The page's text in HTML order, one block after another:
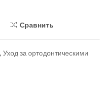
Сравнить
, Уход за ортодонтическими